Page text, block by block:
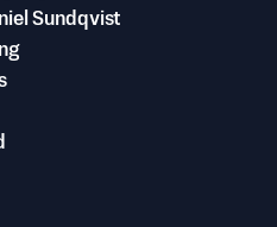
Sundqvist